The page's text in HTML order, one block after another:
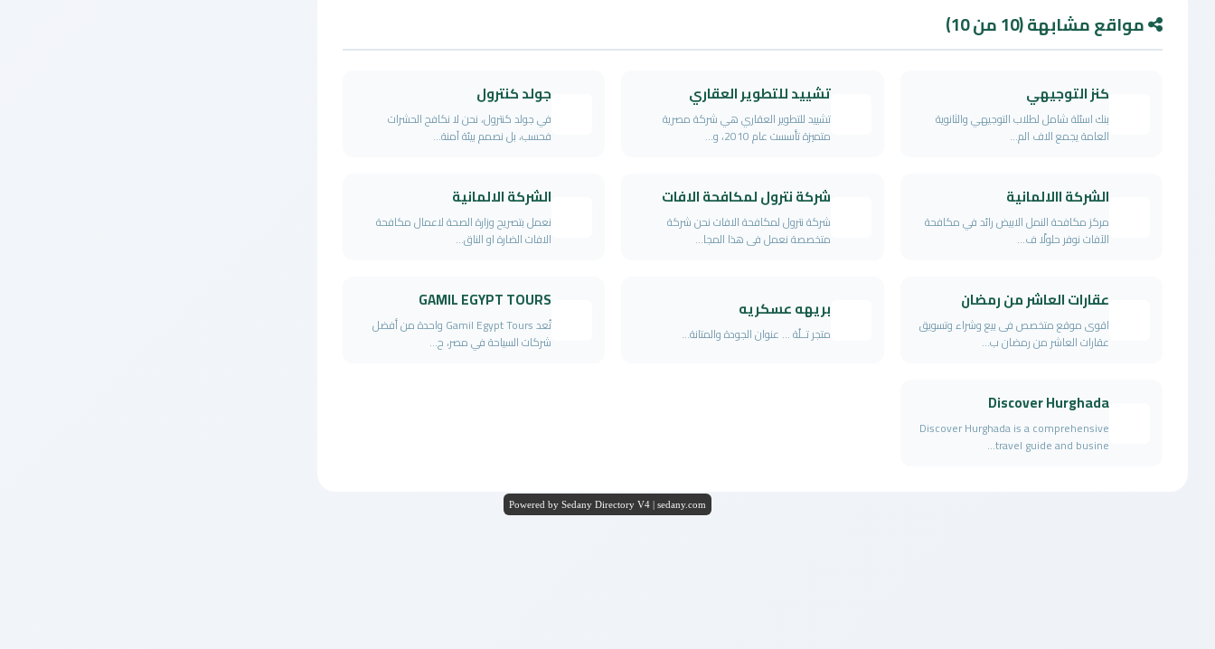
مواقع مشابهة (10 من 10)
كنز التوجيهي
بنك اسئلة شامل لطلاب التوجيهي والثانوية
العامة يجمع الاف الم...
تشييد للتطوير العقاري
تشييد للتطوير العقاري هي شركة مصرية
متميزة تأسست عام 2010، و...
جولد كنترول
في جولد كنترول، نحن لا نكافح الحشرات
فحسب، بل نصمم بيئة آمنة...
الشركة االالمانية
مركز مكافحة النمل الابيض رائد في مكافحة
الآفات نوفر حلولًا ف...
شركة نترول لمكافحة الافات
شركة نترول لمكافحة الافات نحن شركة
متخصصة نعمل فى هذا المجا...
الشركة الالمانية
نعمل بتصريح وزارة الصحة لاعمال مكافحة
الافات الضارة او الناق...
عقارات العاشر من رمضان
اقوى موقع متخصص فى بيع وشراء وتسويق
عقارات العاشر من رمضان ب...
بريهه عسكريه
متجر تــلُة ... عنوان الجودة والمتانة...
GAMIL EGYPT TOURS
تُعد Gamil Egypt Tours واحدة من أفضل
شركات السياحة في مصر، ح...
Discover Hurghada
Discover Hurghada is a comprehensive
travel guide and busine...
Powered by Sedany Directory V4 | sedany.com